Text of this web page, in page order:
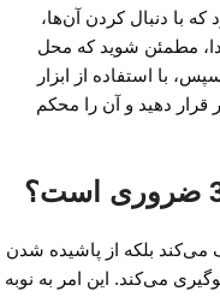
3 مراحلی دارد که با دنبال کردن آن‌ها،
مطمئن شوید که محل
با استفاده از ابزار
دهید و آن را محکم
می‌کند بلکه از پاشیده شدن
می‌کند. این امر به نوبه